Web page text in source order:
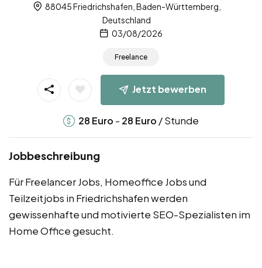
88045 Friedrichshafen, Baden-Württemberg,
Deutschland
03/08/2026
Freelance
Jetzt bewerben
28 Euro - 28 Euro / Stunde
Jobbeschreibung
Für Freelancer Jobs, Homeoffice Jobs und
Teilzeitjobs in Friedrichshafen werden
gewissenhafte und motivierte SEO-Spezialisten im
Home Office gesucht.